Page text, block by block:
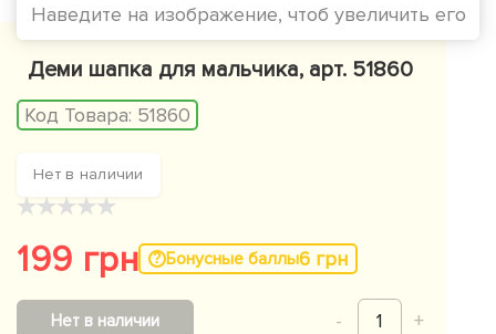
Наведите на изображение, чтоб увеличить его
Деми шапка для мальчика, арт. 51860
Код Товара: 51860
Нет в наличии
★★★★★
199 грн Бонусные баллы6 грн
- 1 +
Нет в наличии